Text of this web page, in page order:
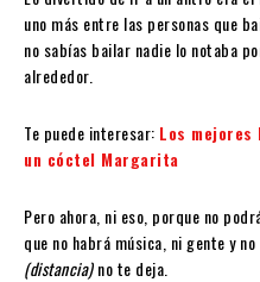
uno más entre las personas que
no sabías bailar nadie lo notaba
alrededor.
Te puede interesar: Los mejores
un cóctel Margarita
Pero ahora, ni eso, porque no
que no habrá música, ni gente y
(distancia)no te deja.